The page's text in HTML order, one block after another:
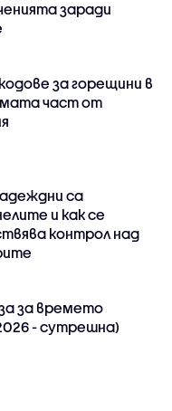
заради
за горещини в
част от
са
и как се
контрол над
за времето
- сутрешна)